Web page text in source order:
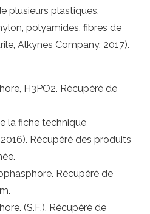
plusieurs plastiques,
polyamides, fibres de
Alkynes Company, 2017).
H3PO2. Récupéré de
la fiche technique
Récupéré des produits
Récupéré de
(S.F.). Récupéré de